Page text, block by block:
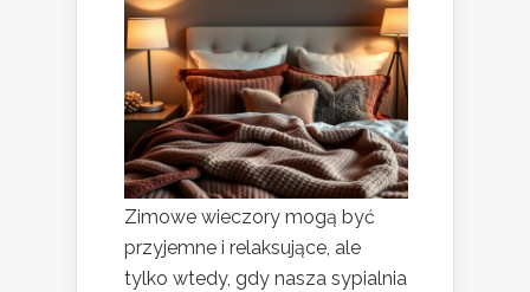
Zimowe wieczory mogą być
przyjemne i relaksujące, ale
tylko wtedy, gdy nasza sypialnia